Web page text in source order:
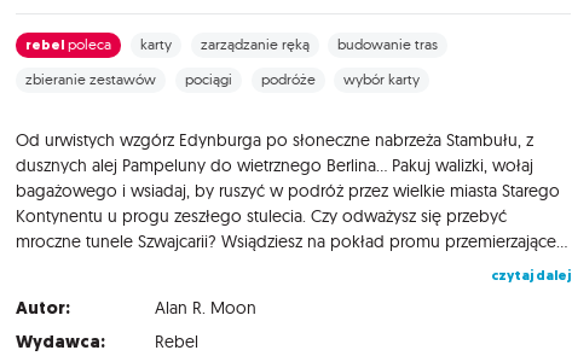
rebel poleca karty zarządzanie ręką budowanie tras
zbieranie zestawów pociągi podróże wybór karty
Od urwistych wzgórz Edynburga po słoneczne nabrzeża Stambułu, z
dusznych alej Pampeluny do wietrznego Berlina… Pakuj walizki, wołaj
bagażowego i wsiadaj, by ruszyć w podróż przez wielkie miasta Starego
Kontynentu u progu zeszłego stulecia. Czy odważysz się przebyć
mroczne tunele Szwajcarii? Wsiądziesz na pokład promu przemierzającego Morze Czarne? A może wzniesiesz dumne dworce w stolicach imperiów? Następne posunięcie może uczynić Cię największym magnatem kolejowym Europy! Wsiąść do Pociągu: Europa to gra rodzinna o wielkiej, kolejowej przygodzie. Uczestnicy zbierają karty przedstawiające wagony i używają ich, by budować dworce, pokonywać tunele, wsiadać na promy i zajmować trasy kolejowe jak Europa długa i szeroka. To prosta i elegancka gra planszowa, której można nauczyć się w 5 minut. Zapewni dobrą zabawę całej rodzinie, niezależnie od wieku i stopnia zaawansowania uczestników. Na czym to polega? Na początku rozgrywki uczestnicy otrzymują karty biletów – to cele, które będą chcieli zrealizować. Znajdują się na nich nazwy miast, które należy połączyć nieprzerwaną trasą kolejową. Aby to zrobić, gracze będą dobierali kolorowe karty wagonów, a następnie zagrywali je w zestawach odpowiadających wybranym odcinkom na mapie. W ten sposób, kawałek po kawałku, budujemy swoje trasy i łączymy je. Dlaczego pokochasz tę grę? To świetna propozycja dla osób, które dopiero zaczynają swoją zabawę z planszówkami. Liczba zasad, które należy poznać na początku, jest niewielka, a z każdą kolejną partią nasze rozgrywki stają się ciekawsze. Dzięki połączeniu przystępnej instrukcji z neutralnym tematem Wsiąść do Pociągu to idealna gra dla całej rodziny – sprawdzi się świetnie niezależnie od wieku i zainteresowań uczestników. W porównaniu z Wsiąść do Pociągu: USA, wersja z mapą Europy zawiera dodatkową funkcjonalność: dworce. Ich wybudowanie pozwala na korzystanie z odcinków zbudowanych przez innych graczy. Ponadto na tej mapie znajdziemy połączenia tunelowe i promowe, które mają specjalne zasady budowy. Gra należy do obsypanej nagrodami serii Ticket to Ride: Zwycięzca Spiel des Jahres (2004) Finalista Deutscher SpielePreis (2004) Gra Roku 2004 w Japonii Gra Roku 2005 we Francji, Finlandii, Szwecji, Hiszpanii Gra Roku 2006 w Norwegii, Włoszech Finalista Najlepsza Rodzinna Gra Roku według Games 100 (2005) Nominowana do Najlepszej Strategicznej Gry Roku przez International Gamers Award (2004) Zwycięzca International Gamers Award (2005)
czytaj dalej
Autor: Alan R. Moon
Wydawca: Rebel